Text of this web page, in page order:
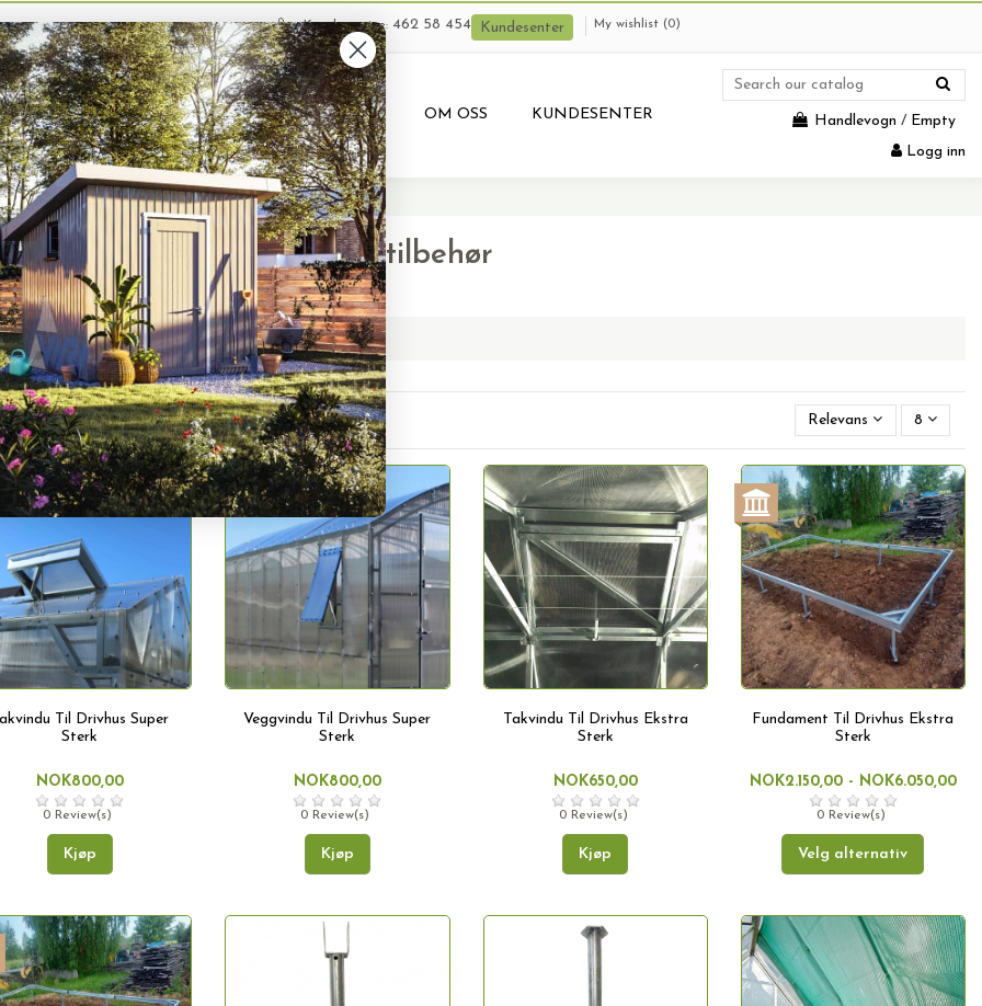
Kundeservice: 462 58 454 Kundesenter My wishlist (0)
BRUKTE VARER PRODUKTUTLEIE OM OSS KUNDESENTER Handlevogn / Empty
Logg inn
og ekstra sterke drivhus tilbehør
Relevans 8
Til Drivhus Super
Sterk
NOK800,00
0 Review(s)
Kjøp
Veggvindu Til Drivhus Super
Sterk
NOK800,00
0 Review(s)
Kjøp
Takvindu Til Drivhus Ekstra
Sterk
NOK650,00
0 Review(s)
Kjøp
Fundament Til Drivhus Ekstra
Sterk
NOK2.150,00 - NOK6.050,00
0 Review(s)
Velg alternativ